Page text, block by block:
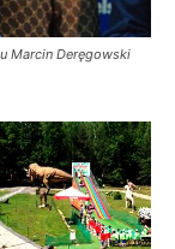
Marcin Deręgowski